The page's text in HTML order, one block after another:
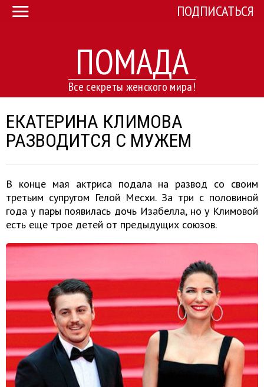
ПОМАДА
Все секреты женского мира!
ПОДПИСАТЬСЯ
ЕКАТЕРИНА КЛИМОВА
РАЗВОДИТСЯ С МУЖЕМ
В конце мая актриса подала на развод со своим
третьим супругом Гелой Месхи. За три с половиной
года у пары появилась дочь Изабелла, но у Климовой
есть еще трое детей от предыдущих союзов.